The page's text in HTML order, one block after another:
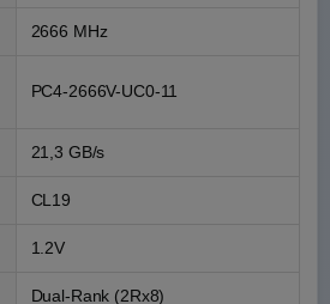
2666 MHz
PC4-2666V-UC0-11
21,3 GB/s
CL19
1.2V
Dual-Rank (2Rx8)